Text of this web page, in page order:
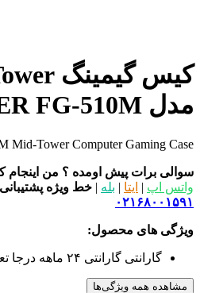
مدل FATER FG-510M
Mid-Tower Computer Gaming Case
سوالی برات پیش اومده ؟ من
واتس اپ | ایتا | بله | خط ویژه
۰۲۱۶۸۰۰۱۵۹۱
ویژگی های محصول:
گارانتی گارانتی ۲۴ ماهه درجا تعویض فاطر
مشاهده همه ویژگی‌ها